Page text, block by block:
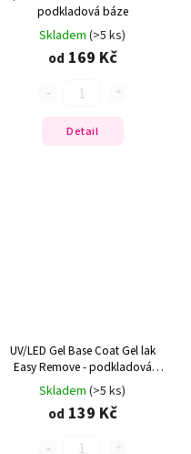
podkladová báze
Skladem (>5 ks)
od 169 Kč
Detail
UV/LED Gel Base Coat Gel lak
Easy Remove - podkladová
báze
Skladem (>5 ks)
od 139 Kč